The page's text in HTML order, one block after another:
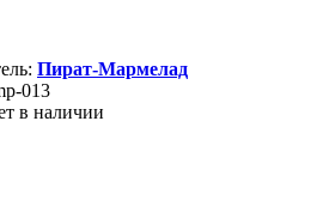
Пират-Мармелад
013
в наличии